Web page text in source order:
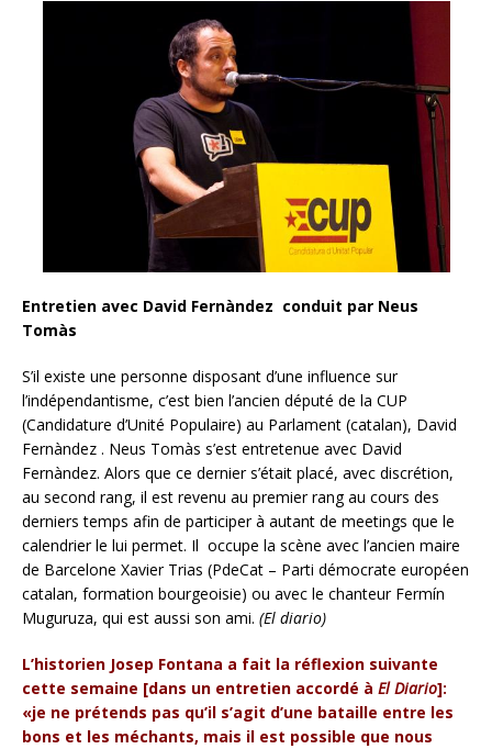
Entretien avec David Fernàndez conduit par Neus
Tomàs
S’il existe une personne disposant d’une influence sur
l’indépendantisme, c’est bien l’ancien député de la CUP
(Candidature d’Unité Populaire) au Parlament (catalan), David
Fernàndez . Neus Tomàs s’est entretenue avec David
Fernàndez. Alors que ce dernier s’était placé, avec discrétion,
au second rang, il est revenu au premier rang au cours des
derniers temps afin de participer à autant de meetings que le
calendrier le lui permet. Il occupe la scène avec l’ancien maire
de Barcelone Xavier Trias (PdeCat – Parti démocrate européen
catalan, formation bourgeoisie) ou avec le chanteur Fermín
Muguruza, qui est aussi son ami. (El diario)
L’historien Josep Fontana a fait la réflexion suivante
cette semaine [dans un entretien accordé à El Diario]:
«je ne prétends pas qu’il s’agit d’une bataille entre les
bons et les méchants, mais il est possible que nous